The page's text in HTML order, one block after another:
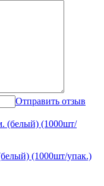
Отправить отзыв
(1000шт/упак.)